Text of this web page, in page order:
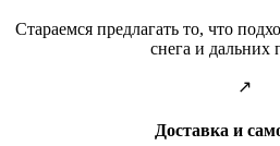
Стараемся предлагать то, что
снега и дальних
↗
Доставка и